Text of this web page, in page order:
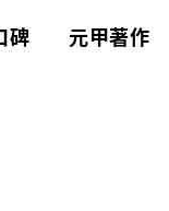
碑 元甲著作